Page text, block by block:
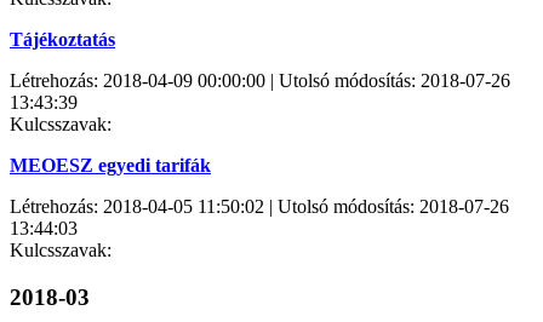
Tájékoztatás
Létrehozás: 2018-04-09 00:00:00 | Utolsó módosítás: 2018-07-26
13:43:39
Kulcsszavak:
MEOESZ egyedi tarifák
Létrehozás: 2018-04-05 11:50:02 | Utolsó módosítás: 2018-07-26
13:44:03
Kulcsszavak:
2018-03